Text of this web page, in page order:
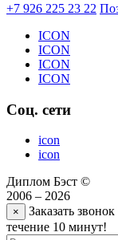
+7 926 225 23 22
ICON
ICON
ICON
ICON
Соц. сети
icon
icon
Диплом Бэст ©
2006 – 2026
× Заказать звонок
течение 10 минут!